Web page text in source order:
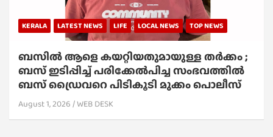
KERALA LATEST NEWS LIFE LOCAL NEWS TOP NEWS
ബസിൽ ആളെ കയറ്റിയതുമായുള്ള തർക്കം ;
ബസ് ഇടിപ്പിച്ച് പരിക്കേൽപിച്ച സംഭവത്തിൽ
ബസ് ഡ്രൈവറെ പിടികൂടി മുക്കം പൊലീസ്
August 1, 2026 WEB DESK